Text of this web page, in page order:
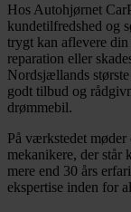
Hos Autohjørnet
kundetilfredshed og
trygt kan aflevere din
reparation eller
Nordsjællands
godt tilbud og
drømmebil.
På værkstedet
mekanikere, der står
mere end 30 års
ekspertise inden for